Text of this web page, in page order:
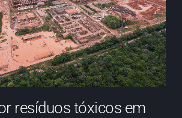
resíduos tóxicos em